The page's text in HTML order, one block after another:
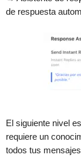
de respuesta
El siguiente nivel
requiere un
todos tus